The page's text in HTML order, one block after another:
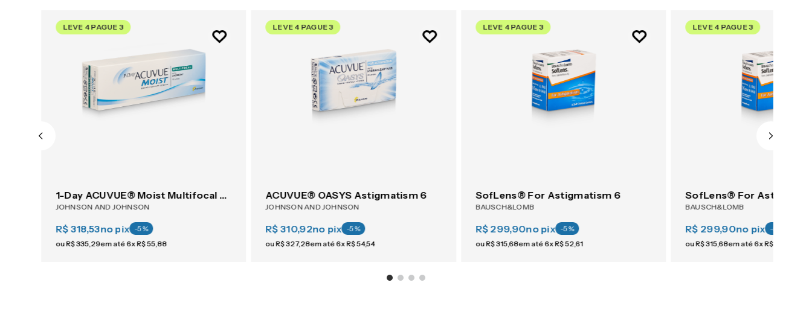
LEVE 4 PAGUE 3
1-Day ACUVUE® Moist Multifocal 30
JOHNSON AND JOHNSON
R$ 318,53no pix -5%
ouR$335, 29em até6xR$55, 88
LEVE 4 PAGUE 3
ACUVUE® OASYS Astigmatism 6
JOHNSON AND JOHNSON
R$ 310,92no pix -5%
ouR$327,28em até6xR$54,54
LEVE 4 PAGUE 3
SofLens® For Astigmatism 6
BAUSCH&LOMB
R$ 299,90no pix -5%
ouR$315,68em até6xR$52,61
LEVE 4 PAGUE 3
SofLens® For
BAUSCH&LOMB
R$ 299,90no pix -5
ouR$315,68em até6xR$